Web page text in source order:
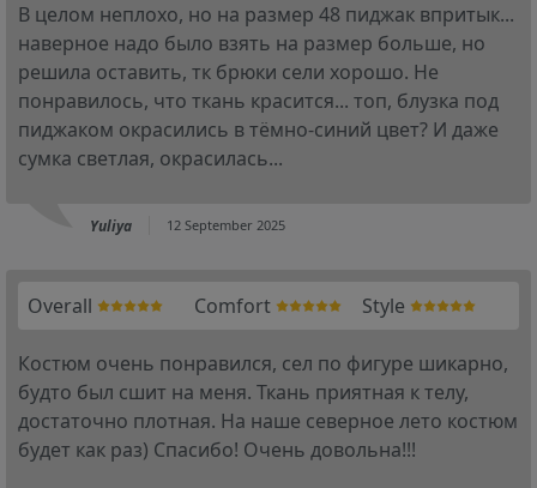
В целом неплохо, но на размер 48 пиджак впритык...
наверное надо было взять на размер больше, но
решила оставить, тк брюки сели хорошо. Не
понравилось, что ткань красится... топ, блузка под
пиджаком окрасились в тёмно-синий цвет? И даже
сумка светлая, окрасилась...
Yuliya 12 September 2025
Overall Comfort Style
Костюм очень понравился, сел по фигуре шикарно,
будто был сшит на меня. Ткань приятная к телу,
достаточно плотная. На наше северное лето костюм
будет как раз) Спасибо! Очень довольна!!!